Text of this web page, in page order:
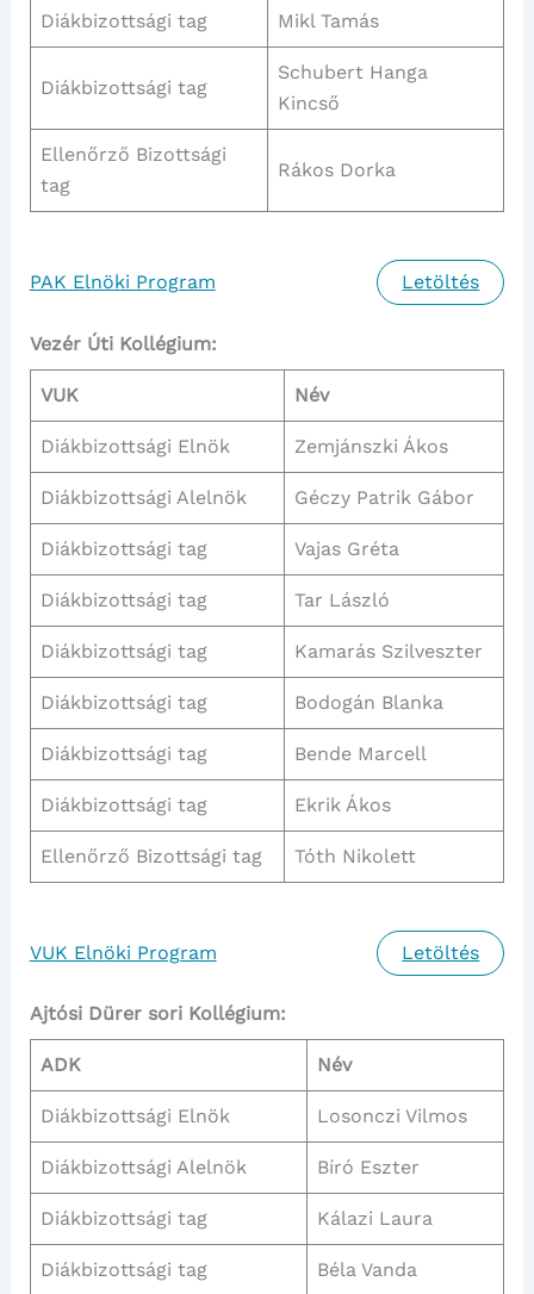
Diákbizottsági tag Mikl Tamás
Diákbizottsági tag
Schubert Hanga
Kincső
Ellenőrző Bizottsági
tag
Rákos Dorka
PAK Elnöki Program Letöltés
Vezér Úti Kollégium:
VUK Név
Diákbizottsági Elnök Zemjánszki Ákos
Diákbizottsági Alelnök Géczy Patrik Gábor
Diákbizottsági tag Vajas Gréta
Diákbizottsági tag Tar László
Diákbizottsági tag Kamarás Szilveszter
Diákbizottsági tag Bodogán Blanka
Diákbizottsági tag Bende Marcell
Diákbizottsági tag Ekrik Ákos
Ellenőrző Bizottsági tag Tóth Nikolett
VUK Elnöki Program Letöltés
Ajtósi Dürer sori Kollégium:
ADK Név
Diákbizottsági Elnök Losonczi Vilmos
Diákbizottsági Alelnök Bíró Eszter
Diákbizottsági tag Kálazi Laura
Diákbizottsági tag Béla Vanda